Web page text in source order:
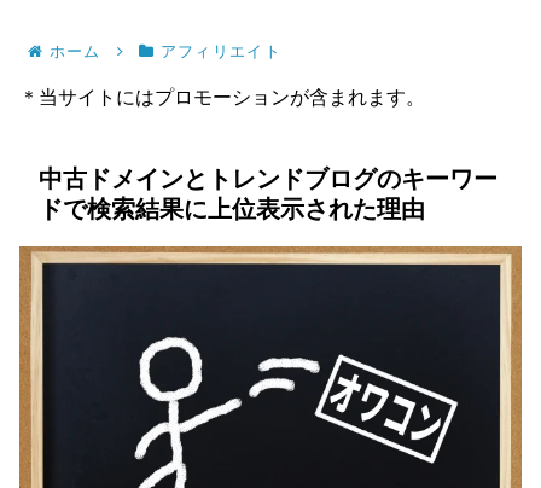
ホーム アフィリエイト
＊当サイトにはプロモーションが含まれます。
中古ドメインとトレンドブログのキーワー
ドで検索結果に上位表示された理由